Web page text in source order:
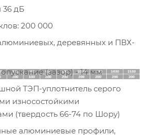
36 дБ
200 000
деревянных и ПВХ-
(зазор) - 14 мм
ТЭП-уплотнитель серого
износостойкими
(твердость 66-74 по Шору)
алюминиевые профили,